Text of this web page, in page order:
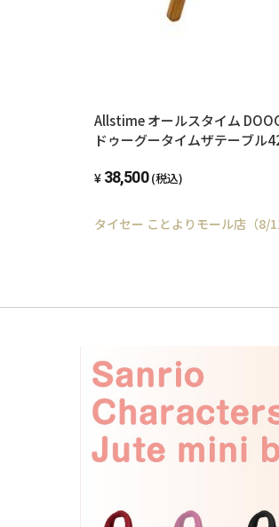
Allstime オールスタイム
ドゥーグータイムザテーブル
38,500 (税込)
タイセー ことよりモール店（8/